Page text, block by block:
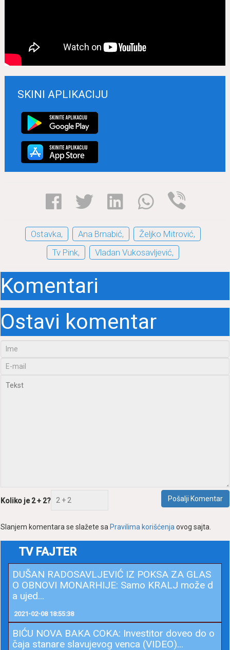
SKINI APLIKACIJU
Ostаvkа, Anа Brnаbić,
Željko Mitrović,
Tv Pink,
Vlаdаn Vukosаvljević,
Komentari
Ostavi komentar
Koliko je 2 + 2? Pošаlji Komentаr
Slаnjem komentаrа se slаžete sа Prаvilimа korišćenjаovog sаjtа.
TV FAJTER
DUŠAN RADOSAVLJEVIĆ IZ POKSA ZA GLAS
O OBNOVI MONARHIJE: Samo KRALJ može d
a ujed...
2021-02-08 18:55:38
BIĆU NOVA BAKA COKA: Investitor doveo do o
čaja stanare slavujevog venca (VIDEO)...